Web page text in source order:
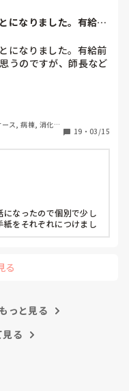
ていきたいと思ってい
かアドバイスいただけ
、キャリアが役立つの
嫌取りをしないことで
必要最低限の報告・連
こなすようにしてくだ
の看護師に聞いてくだ
の職務怠慢ですから、
です。
仕事をフォローする必
った看護師たちに、な
んですか？
ての成長のために、そ
になりました。有給前
になりました。有給前
うのですが、師長など
ています。みなさん移
ス, 病棟, 消化器
19 ・ 03/15
なったので個別で少し
をそれぞれにつけまし
る
っと見る
見る